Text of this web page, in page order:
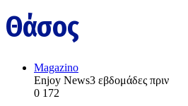
Θάσος
Magazino
Enjoy News3 εβδομάδες πριν
0 172